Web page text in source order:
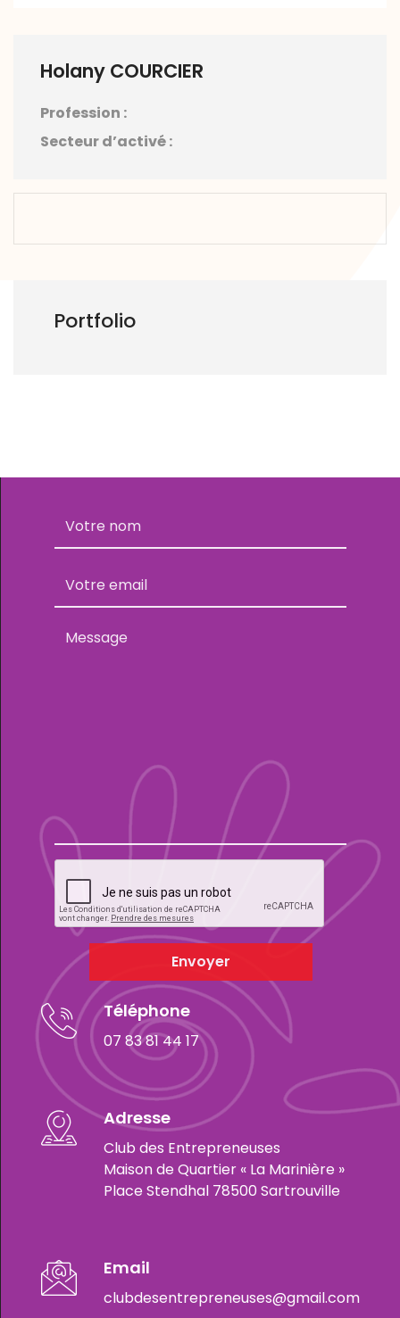
Holany COURCIER
Profession :
Secteur d’activé :
Portfolio
Envoyer
Téléphone
07 83 81 44 17
Adresse
Club des Entrepreneuses
Maison de Quartier « La Marinière »
Place Stendhal 78500 Sartrouville
Email
clubdesentrepreneuses@gmail.com